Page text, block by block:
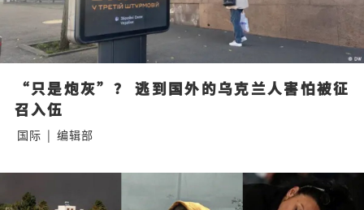
“只是炮灰”？ 逃到国外的乌克兰人害怕被征
召入伍
国际 | 编辑部